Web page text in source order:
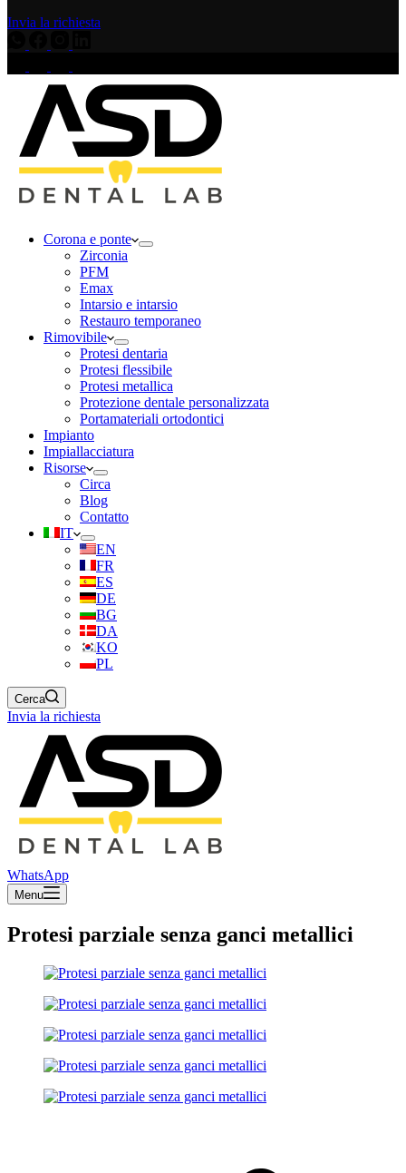
Invia la richiesta
Corona e ponte
Zirconia
PFM
Emax
Intarsio e intarsio
Restauro temporaneo
Rimovibile
Protesi dentaria
Protesi flessibile
Protesi metallica
Protezione dentale personalizzata
Portamateriali ortodontici
Impianto
Impiallacciatura
Risorse
Circa
Blog
Contatto
IT
EN
FR
ES
DE
BG
DA
KO
PL
Cerca
Invia la richiesta
WhatsApp
Menu
Protesi parziale senza ganci metallici